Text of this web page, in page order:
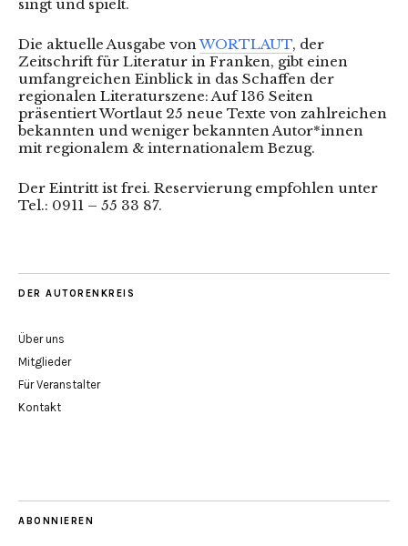
singt und spielt.
Die aktuelle Ausgabe vonWORTLAUT, der
Zeitschrift für Literatur in Franken, gibt einen
umfangreichen Einblick in das Schaffen der
regionalen Literaturszene: Auf 136 Seiten
präsentiert Wortlaut 25 neue Texte von zahlreichen
bekannten und weniger bekannten Autor*innen
mit regionalem & internationalem Bezug.
Der Eintritt ist frei. Reservierung empfohlen unter
Tel.: 0911 – 55 33 87.
DER AUTORENKREIS
Über uns
Mitglieder
Für Veranstalter
Kontakt
ABONNIEREN